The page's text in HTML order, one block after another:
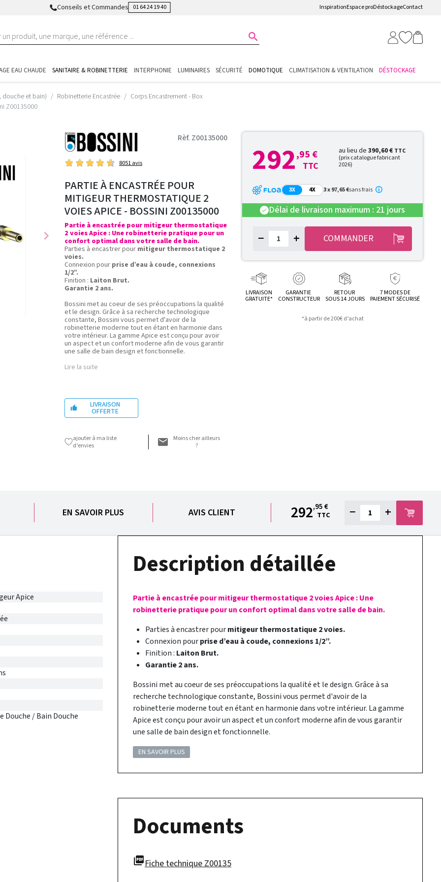
Conseils et Commandes 01 64 24 19 40 InspirationEspace proDéstockageContact

EAU CHAUDE SANITAIRE & ROBINETTERIE INTERPHONIE LUMINAIRES SÉCURITÉ DOMOTIQUE CLIMATISATION & VENTILATION DÉSTOCKAGE
douche et bain) Robinetterie Encastrée
Corps Encastrement - Box
Z00135000
chevron_right
Rèf. Z00135000
8051 avis
PARTIE À ENCASTRÉE POUR
MITIGEUR THERMOSTATIQUE 2
VOIES APICE - BOSSINI Z00135000
Partie à encastrée pour mitigeur thermostatique
2 voies Apice : Une robinetterie pratique pour un
confort optimal dans votre salle de bain.
Parties à encastrer pour mitigeur thermostatique 2
voies.
Connexion pour prise d’eau à coude, connexions
1/2”.
Finition : Laiton Brut.
Garantie 2 ans.
Bossini met au coeur de ses préoccupations la qualité
et le design. Grâce à sa recherche technologique
constante, Bossini vous permet d'avoir de la
robinetterie moderne tout en étant en harmonie dans
votre intérieur. La gamme Apice est conçu pour avoir
un aspect et un confort moderne afin de vous garantir
une salle de bain design et fonctionnelle.
Lire la suite
 LIVRAISON
OFFERTE
ajouter à ma liste
d’envies
Moins cher ailleurs
?
292,95 €
TTC
au lieu de 390,60 € TTC
(prix catalogue fabricant
2026)
3X 4X 3 x 97,65 €sans frais
check Délai de livraison maximum : 21 jours
− + COMMANDER
LIVRAISON
GRATUITE*
GARANTIE
CONSTRUCTEUR
RETOUR
SOUS 14 JOURS
7 MODES DE
PAIEMENT SÉCURISÉ
*à partir de 200€ d’achat
EN SAVOIR PLUS AVIS CLIENT 292,95 €
TTC
− +
Apice
Douche / Bain Douche
Description détaillée
Partie à encastrée pour mitigeur thermostatique 2 voies Apice : Une
robinetterie pratique pour un confort optimal dans votre salle de bain.
Parties à encastrer pourmitigeur thermostatique 2 voies.
Connexion pourprise d’eau à coude, connexions 1/2”.
Finition : Laiton Brut.
Garantie 2 ans.
Bossini met au coeur de ses préoccupations la qualité et le design. Grâce à sa
recherche technologique constante, Bossini vous permet d'avoir de la
robinetterie moderne tout en étant en harmonie dans votre intérieur. La gamme
Apice est conçu pour avoir un aspect et un confort moderne afin de vous garantir
une salle de bain design et fonctionnelle.
EN SAVOIR PLUS
Documents
picture_as_pdfFiche technique Z00135